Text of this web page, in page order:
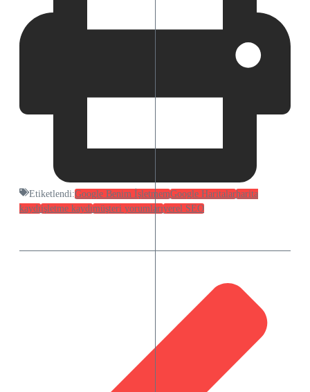
Etiketlendi:Google Benim İşletmemGoogle Haritalarharita
kaydıişletme kaydımüşteri yorumlarıyerel SEO